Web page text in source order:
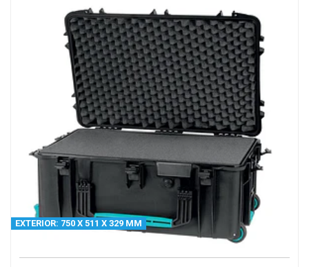
EXTERIOR: 750 X 511 X 329 MM